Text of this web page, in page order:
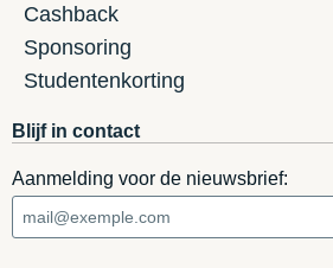
Cashback
Sponsoring
Studentenkorting
Blijf in contact
Aanmelding voor de nieuwsbrief: